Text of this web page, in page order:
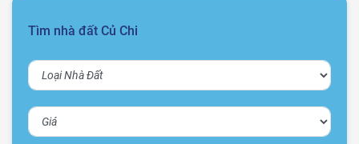
Tìm nhà đất Củ Chi